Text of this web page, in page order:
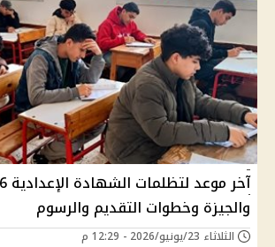
والجيزة وخطوات التقديم والرسوم
الثلاثاء 23/يونيو/2026 - 12:29 م